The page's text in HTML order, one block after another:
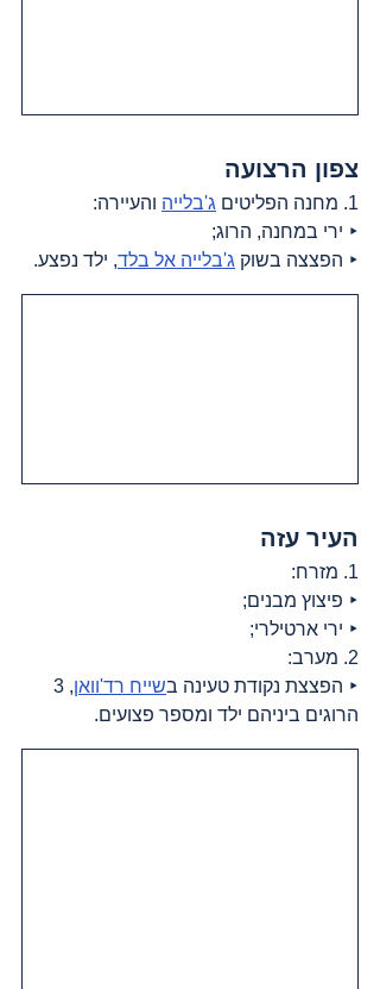
צפון הרצועה
1. מחנה הפליטים ג'בלייה והעיירה:
‣ ירי במחנה, הרוג;
‣ הפצצה בשוק ג'בלייה אל בלד, ילד נפצע.
העיר עזה
1. מזרח:
‣ פיצוץ מבנים;
‣ ירי ארטילרי;
2. מערב:
‣ הפצצת נקודת טעינה בשייח רד'וואן
הרוגים ביניהם ילד ומספר פצועים.